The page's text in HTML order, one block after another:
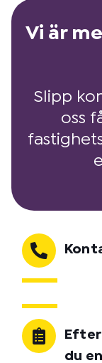
Vi är
Slipp
oss
du